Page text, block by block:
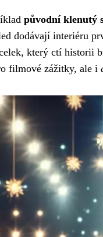
původní klenutý
dodávají interiéru
který ctí historii
filmové zážitky, ale i